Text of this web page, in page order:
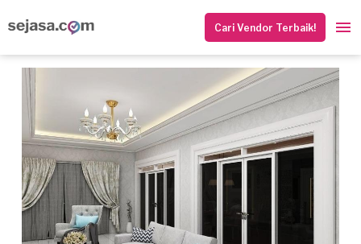
Cari Vendor Terbaik!